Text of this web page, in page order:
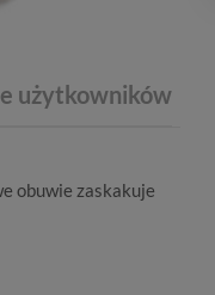
użytkowników
obuwie zaskakuje